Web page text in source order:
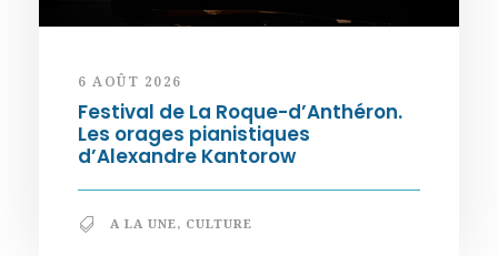
6 AOÛT 2026
Festival de La Roque-d’Anthéron.
Les orages pianistiques
d’Alexandre Kantorow
A LA UNE, CULTURE